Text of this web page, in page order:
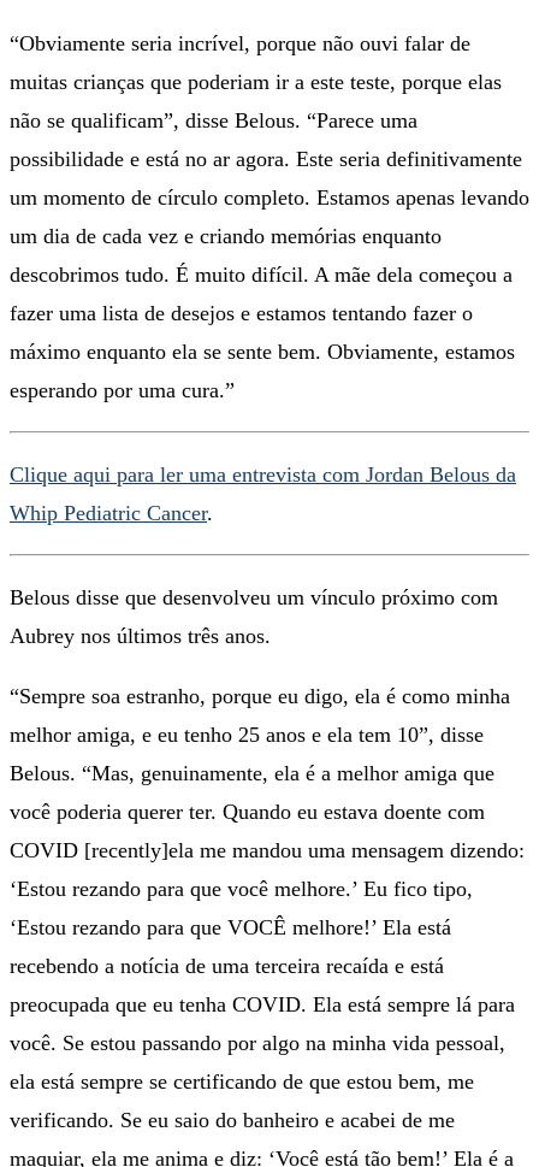
“Obviamente seria incrível, porque não ouvi falar de
muitas crianças que poderiam ir a este teste, porque elas
não se qualificam”, disse Belous. “Parece uma
possibilidade e está no ar agora. Este seria definitivamente
um momento de círculo completo. Estamos apenas levando
um dia de cada vez e criando memórias enquanto
descobrimos tudo. É muito difícil. A mãe dela começou a
fazer uma lista de desejos e estamos tentando fazer o
máximo enquanto ela se sente bem. Obviamente, estamos
esperando por uma cura.”
Clique aqui para ler uma entrevista com Jordan Belous da
Whip Pediatric Cancer.
Belous disse que desenvolveu um vínculo próximo com
Aubrey nos últimos três anos.
“Sempre soa estranho, porque eu digo, ela é como minha
melhor amiga, e eu tenho 25 anos e ela tem 10”, disse
Belous. “Mas, genuinamente, ela é a melhor amiga que
você poderia querer ter. Quando eu estava doente com
COVID [recently]ela me mandou uma mensagem dizendo:
‘Estou rezando para que você melhore.’ Eu fico tipo,
‘Estou rezando para que VOCÊ melhore!’ Ela está
recebendo a notícia de uma terceira recaída e está
preocupada que eu tenha COVID. Ela está sempre lá para
você. Se estou passando por algo na minha vida pessoal,
ela está sempre se certificando de que estou bem, me
verificando. Se eu saio do banheiro e acabei de me
maquiar, ela me anima e diz: ‘Você está tão bem!’ Ela é a